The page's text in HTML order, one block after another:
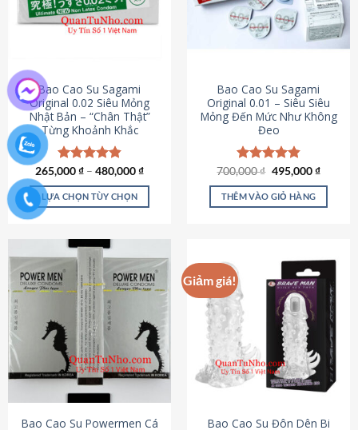
sản
phẩm
Bao Cao Su Sagami
Original 0.02 Siêu Mỏng
Nhật Bản – “Chân Thật”
Từng Khoảnh Khắc
Được xếp
hạng4.87
5 sao
265,000₫ – 480,000₫
LỰA CHỌN TÙY CHỌN
này
có
nhiều
biến
thể.
Các
tùy
chọn
có
Bao Cao Su Sagami
Original 0.01 – Siêu Siêu
Mỏng Đến Mức Như Không
Đeo
Được xếp
hạng4.83
5 sao
700,000₫ Giá
là:
700,000 ₫.
495,000₫Giá
tại
THÊM VÀO GIỎ HÀNG
Bao Cao Su Powermen Cá
Giảm giá!
Bao Cao Su Đôn Dên Bi